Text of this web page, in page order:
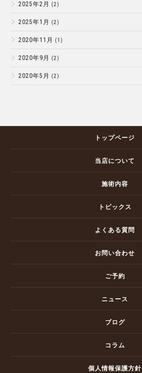
2025年2月 (2)
2025年1月 (2)
2020年11月 (1)
2020年9月 (2)
2020年5月 (2)
トップページ
当店について
施術内容
トピックス
よくある質問
お問い合わせ
ご予約
ニュース
ブログ
コラム
個人情報保護方針